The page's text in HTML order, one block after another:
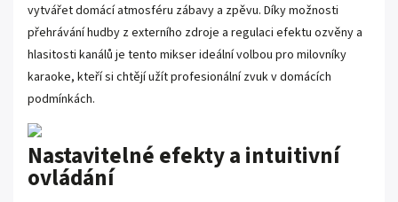
vytvářet domácí atmosféru zábavy a zpěvu. Díky možnosti
přehrávání hudby z externího zdroje a regulaci efektu ozvěny a
hlasitosti kanálů je tento mikser ideální volbou pro milovníky
karaoke, kteří si chtějí užít profesionální zvuk v domácích
podmínkách.
Nastavitelné efekty a intuitivní
ovládání